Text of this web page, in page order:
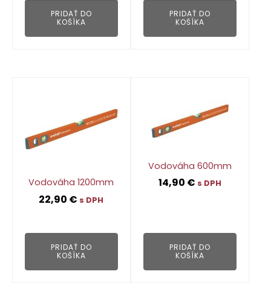
PRIDAŤ DO
KOŠÍKA
PRIDAŤ DO
KOŠÍKA
Vodováha 1200mm
22,90 € s DPH
PRIDAŤ DO
KOŠÍKA
Vodováha 600mm
14,90 € s DPH
PRIDAŤ DO
KOŠÍKA